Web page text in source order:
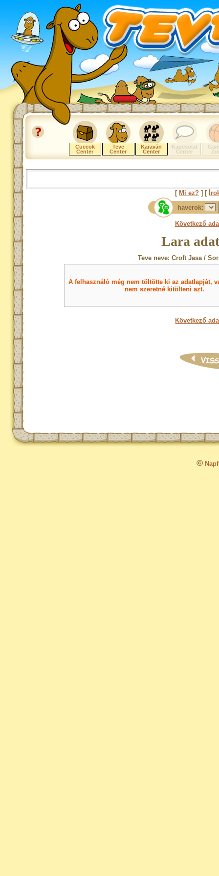
Cuccok
Center
Teve
Center
Karaván
Center
Kapcsolat
Center
[ Mi ez? ] [
haverok:
Következő
Lara
Teve neve: Croft Jasa /
A felhasználó még nem töltötte ki az adatlapját,
nem szeretné kitölteni azt.
Következő
©